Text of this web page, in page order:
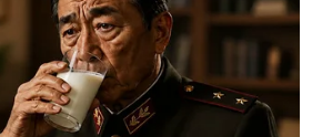
unterwww.rundfahrten.fran
. Eingetragen von Fraport AG.
Frankfurt - Informationszentrum
/ Fasanerie. Die Einrichtung wurde